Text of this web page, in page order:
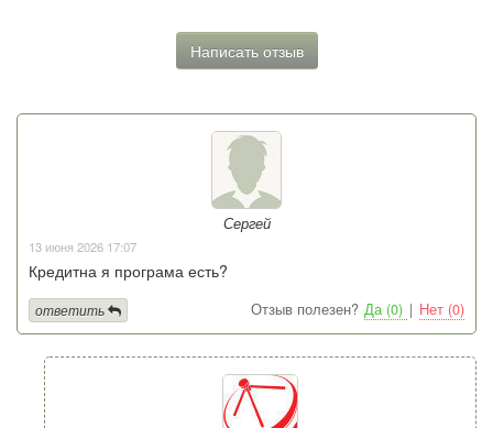
Написать отзыв
Сергей
13 июня 2026 17:07
Кредитна я програма есть?
Отзыв полезен? Да (0) | Нет (0)
ответить